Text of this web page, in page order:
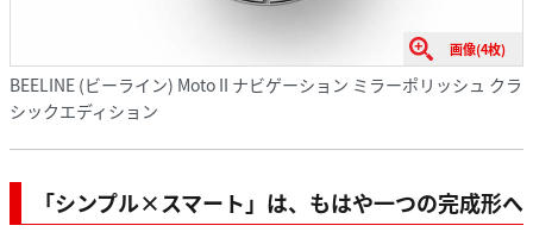
画像(4枚)
BEELINE (ビーライン) Moto II ナビゲーション ミラーポリッシュ クラ
シックエディション
「シンプル×スマート」は、もはや一つの完成形へ